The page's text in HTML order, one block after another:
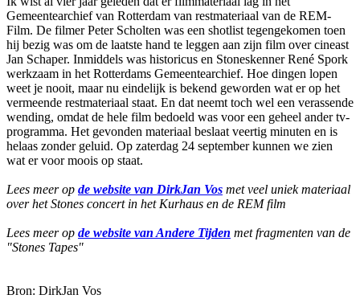
Gemeentearchief van Rotterdam van restmateriaal van de REM-
Film. De filmer Peter Scholten was een shotlist tegengekomen toen
hij bezig was om de laatste hand te leggen aan zijn film over cineast
Jan Schaper. Inmiddels was historicus en Stoneskenner René Spork
werkzaam in het Rotterdams Gemeentearchief. Hoe dingen lopen
weet je nooit, maar nu eindelijk is bekend geworden wat er op het
vermeende restmateriaal staat. En dat neemt toch wel een verassende
wending, omdat de hele film bedoeld was voor een geheel ander tv-
programma. Het gevonden materiaal beslaat veertig minuten en is
helaas zonder geluid. Op zaterdag 24 september kunnen we zien
wat er voor moois op staat.
Lees meer op de website van DirkJan Vos met veel uniek materiaal
over het Stones concert in het Kurhaus en de REM film
Lees meer op de website van Andere Tijden met fragmenten van de
"Stones Tapes"
Bron: DirkJan Vos